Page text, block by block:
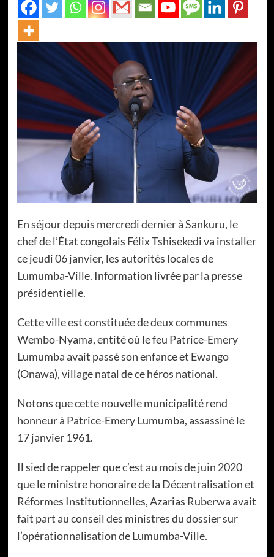
En séjour depuis mercredi dernier à Sankuru, le
chef de l’État congolais Félix Tshisekedi va installer
ce jeudi 06 janvier, les autorités locales de
Lumumba-Ville. Information livrée par la presse
présidentielle.
Cette ville est constituée de deux communes
Wembo-Nyama, entité où le feu Patrice-Emery
Lumumba avait passé son enfance et Ewango
(Onawa), village natal de ce héros national.
Notons que cette nouvelle municipalité rend
honneur à Patrice-Emery Lumumba, assassiné le
17 janvier 1961.
Il sied de rappeler que c’est au mois de juin 2020
que le ministre honoraire de la Décentralisation et
Réformes Institutionnelles, Azarias Ruberwa avait
fait part au conseil des ministres du dossier sur
l’opérationnalisation de Lumumba-Ville.